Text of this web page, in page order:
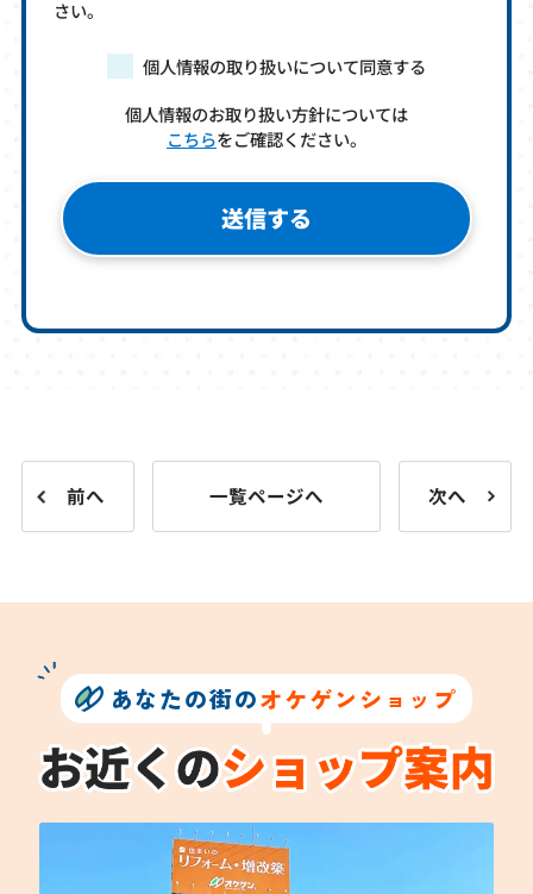
さい。
個人情報の取り扱いについて同意する
個人情報のお取り扱い方針については
こちらをご確認ください。
前へ 一覧ページへ 次へ
あなたの街のオケゲンショップ